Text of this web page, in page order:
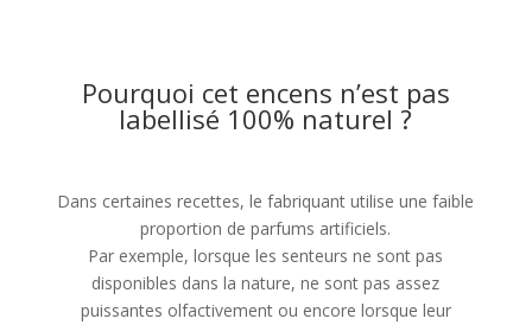
Pourquoi cet encens n’est pas
labellisé 100% naturel ?
Dans certaines recettes, le fabriquant utilise une faible
proportion de parfums artificiels.
Par exemple, lorsque les senteurs ne sont pas
disponibles dans la nature, ne sont pas assez
puissantes olfactivement ou encore lorsque leur